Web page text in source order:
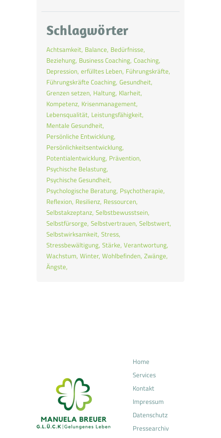
Schlagwörter
Achtsamkeit Balance Bedürfnisse
Beziehung Business Coaching Coaching
Depression erfülltes Leben Führungskräfte
Führungskräfte Coaching Gesundheit
Grenzen setzen Haltung Klarheit
Kompetenz Krisenmanagement
Lebensqualität Leistungsfähigkeit
Mentale Gesundheit
Persönliche Entwicklung
Persönlichkeitsentwicklung
Potentialentwicklung Prävention
Psychische Belastung
Psychische Gesundheit
Psychologische Beratung Psychotherapie
Reflexion Resilienz Ressourcen
Selbstakzeptanz Selbstbewusstsein
Selbstfürsorge Selbstvertrauen Selbstwert
Selbstwirksamkeit Stress
Stressbewältigung Stärke Verantwortung
Wachstum Winter Wohlbefinden Zwänge
Ängste
Home
Services
Kontakt
Impressum
Datenschutz
Pressearchiv